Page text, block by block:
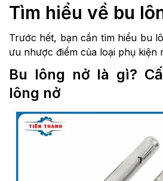
Tìm hiểu về bu
Trước hết, bạn cần tìm hiểu bu
ưu nhược điểm của loại phụ kiện
Bu lông nở là gì?
lông nở